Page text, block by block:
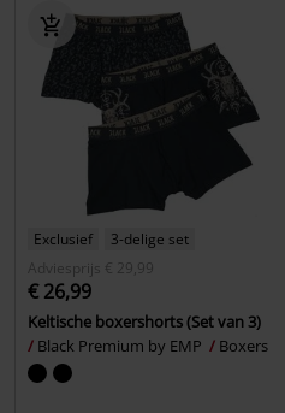
Exclusief
3-delige set
Adviesprijs
€ 29,99
€ 26,99
Keltische boxershorts (Set van 3)
Black Premium by EMP
Boxers